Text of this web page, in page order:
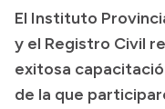
Boletín Oficial
Compras y
Consulta de
El Instituto
y el Registro Civil
exitosa
de la que